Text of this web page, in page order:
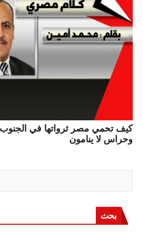
كيف تحمي مصر ثرواتها في
وحراس لا ينامون
بحث